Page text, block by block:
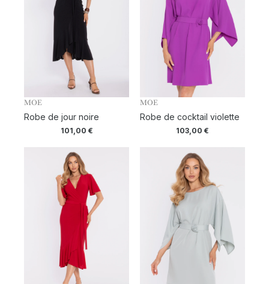
MOE
Robe de jour noire
101,00 €
MOE
Robe de cocktail violette
103,00 €